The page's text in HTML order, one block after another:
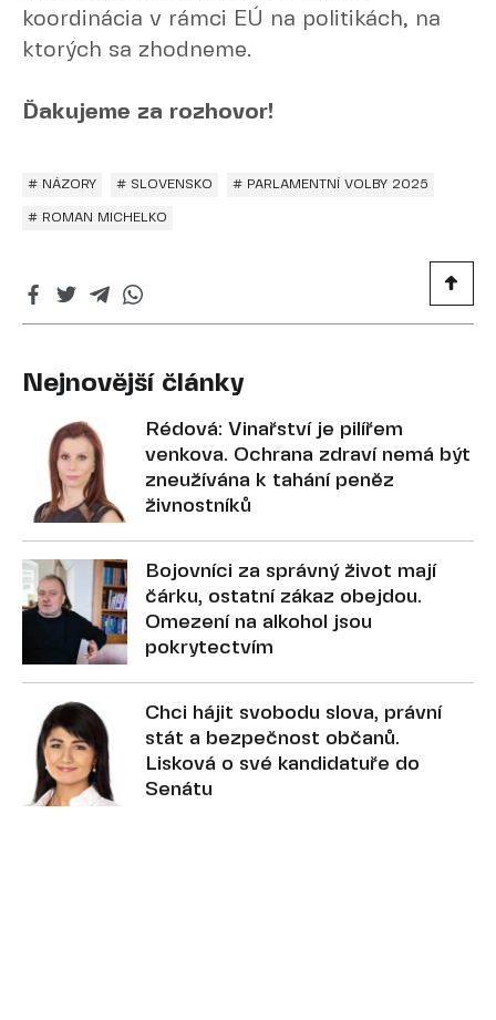
koordinácia v rámci EÚ na politikách, na
ktorých sa zhodneme.
Ďakujeme za rozhovor!
# NÁZORY # SLOVENSKO # PARLAMENTNÍ VOLBY 2025
# ROMAN MICHELKO
Nejnovější články
Rédová: Vinařství je pilířem
venkova. Ochrana zdraví nemá být
zneužívána k tahání peněz
živnostníků
Bojovníci za správný život mají
čárku, ostatní zákaz obejdou.
Omezení na alkohol jsou
pokrytectvím
Chci hájit svobodu slova, právní
stát a bezpečnost občanů.
Lisková o své kandidatuře do
Senátu